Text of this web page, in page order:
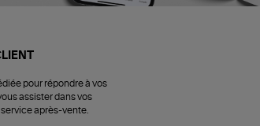
pour répondre à vos
assister dans vos
après-vente.